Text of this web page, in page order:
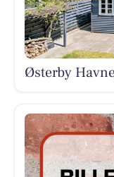
Østerby